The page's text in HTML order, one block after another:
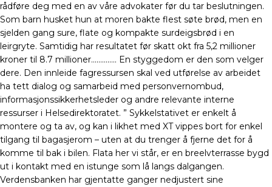
rådføre deg med en av våre advokater før du tar beslutningen.
Som barn husket hun at moren bakte flest søte brød, men en
sjelden gang sure, flate og kompakte surdeigsbrød i en
leirgryte. Samtidig har resultatet før skatt okt fra 5,2 millioner
kroner til 8.7 millioner………….. En styggedom er den som velger
dere. Den innleide fagressursen skal ved utførelse av arbeidet
ha tett dialog og samarbeid med personvernombud,
informasjonssikkerhetsleder og andre relevante interne
ressurser i Helsedirektoratet. ” Sykkelstativet er enkelt å
montere og ta av, og kan i likhet med XT vippes bort for enkel
tilgang til bagasjerom – uten at du trenger å fjerne det for å
komme til bak i bilen. Flata her vi står, er en breelvterrasse bygd
ut i kontakt med en istunge som lå langs dalgangen.
Verdensbanken har gjentatte ganger nedjustert sine